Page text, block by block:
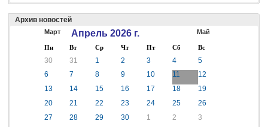
Архив новостей
Март Апрель 2026 г. Май
Пн Вт Ср Чт Пт Сб Вс
30 31 1 2 3 4
5
6
7 8 9 10 11
12
13
14 15 16 17 18
19
20
21 22 23 24 25
26
27
28 29 30 1 2
3